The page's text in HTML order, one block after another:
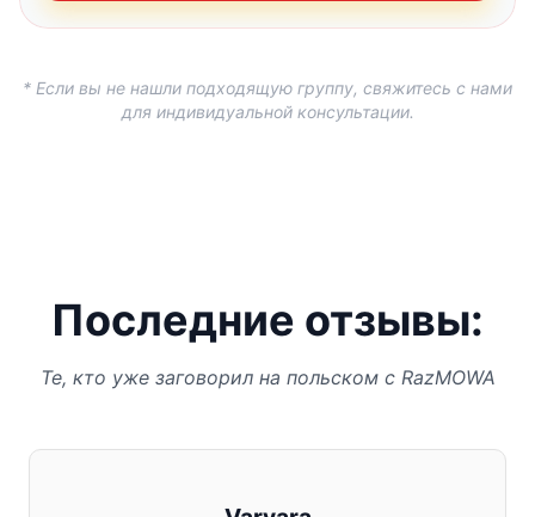
* Если вы не нашли подходящую группу, свяжитесь с нами
для индивидуальной консультации.
Последние отзывы:
Те, кто уже заговорил на польском с RazMOWA